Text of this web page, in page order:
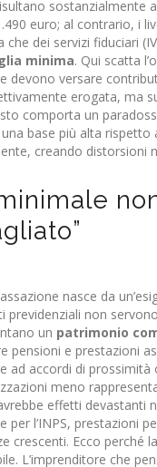
sostanzialmente
euro; al contrario, i
che dei servizi fiduciari
minima. Qui scatta
devono versare
erogata, ma
comporta un
base più alta rispetto
creando distorsioni
nasce da
previdenziali non
un patrimonio
pensioni e prestazioni
ad accordi di prossimità
meno
effetti devastanti
per l’INPS, prestazioni
crescenti. Ecco perché
L’imprenditore che